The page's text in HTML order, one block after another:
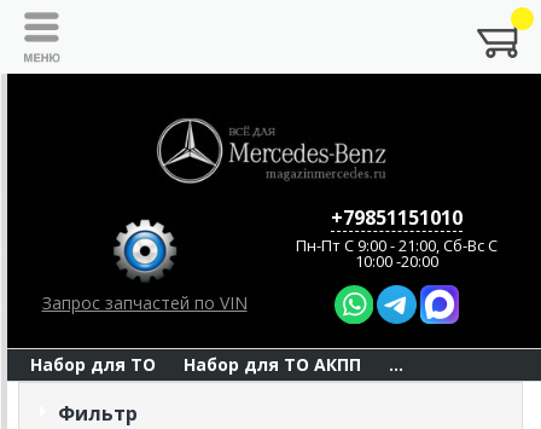
Запрос запчастей по VIN
+79851151010
Пн-Пт C 9:00 - 21:00, Сб-Вс С
10:00 -20:00
Набор для ТО Набор для ТО АКПП ...
Фильтр